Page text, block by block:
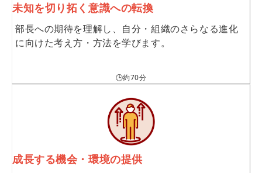
未知を切り拓く意識への転換
部長への期待を理解し、自分・組織のさらなる進化
に向けた考え方・方法を学びます。
🕒約70分
成長する機会・環境の提供